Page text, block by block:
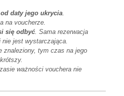
daty jego ukrycia.
na voucherze.
się odbyć. Sama rezerwacja
jest wystarczająca.
znaleziony, tym czas na jego
ważności vouchera nie